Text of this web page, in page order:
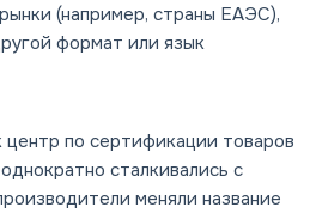
(например, страны ЕАЭС),
формат или язык
центр по сертификации товаров
сталкивались с
меняли название